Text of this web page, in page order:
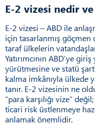
E-2 vizesi nedir
E-2 vizesi – ABD ile
için tasarlanmış
taraf ülkelerin
Yatırımcının ABD’ye
yürütmesine ve statü
kalma imkânıyla ülkede
tanır. E-2 vizesinin ne
“para karşılığı vize”
ticari risk üstlenmeye
anlamak önemlidir.